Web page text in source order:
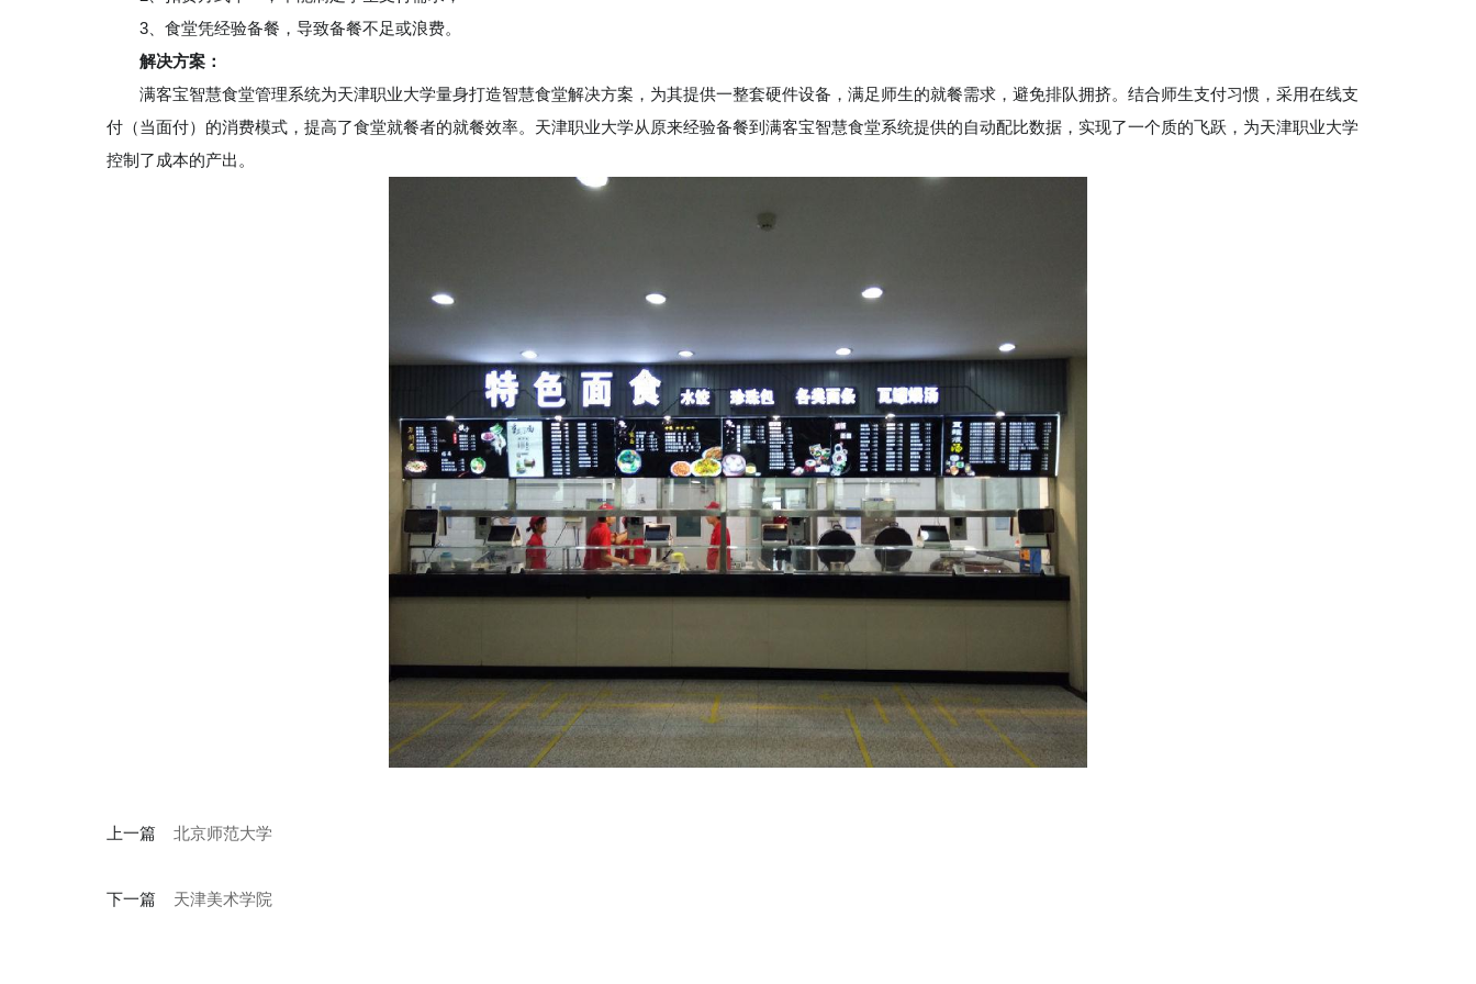
3 、食堂凭经验备餐，导致备餐不足或浪费。
解决方案：
满客宝智慧食堂管理系统为天津职业大学量身打造智慧食堂解决方案，为其提供一整套硬件设备，满足师生的就餐需求，避免排队拥挤。结合师生支付习惯，采用在线支
付（当面付）的消费模式，提高了食堂就餐者的就餐效率。天津职业大学从原来经验备餐到满客宝智慧食堂系统提供的自动配比数据，实现了一个质的飞跃，为天津职业大学
控制了成本的产出。
上一篇 北京师范大学
下一篇 天津美术学院